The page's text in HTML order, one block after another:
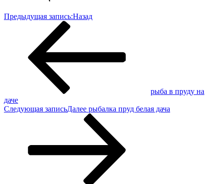
Предыдущая запись:Назад
рыба в пруду на
даче
Следующая записьДалее рыбалка пруд белая дача